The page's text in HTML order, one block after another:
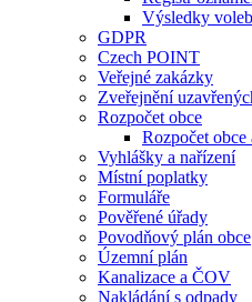
Výsledky voleb
GDPR
Czech POINT
Veřejné zakázky
Zveřejnění
Rozpočet obce
Rozpočet
Vyhlášky a nařízení
Místní poplatky
Formuláře
Pověřené úřady
Povodňový plán obce
Územní plán
Kanalizace a ČOV
Nakládání s odpady